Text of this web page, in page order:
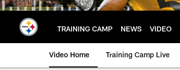
TRAINING CAMP NEWS VIDEO
Video Home Training Camp Live